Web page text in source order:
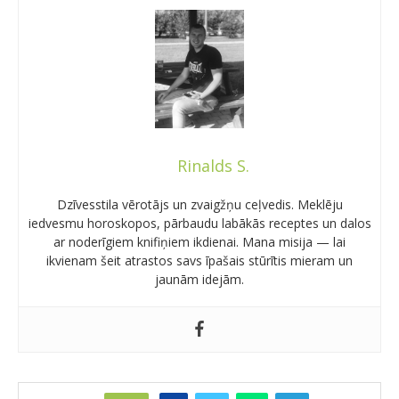
Rinalds S.
Dzīvesstila vērotājs un zvaigžņu ceļvedis. Meklēju
iedvesmu horoskopos, pārbaudu labākās receptes un dalos
ar noderīgiem knifiņiem ikdienai. Mana misija — lai
ikvienam šeit atrastos savs īpašais stūrītis mieram un
jaunām idejām.